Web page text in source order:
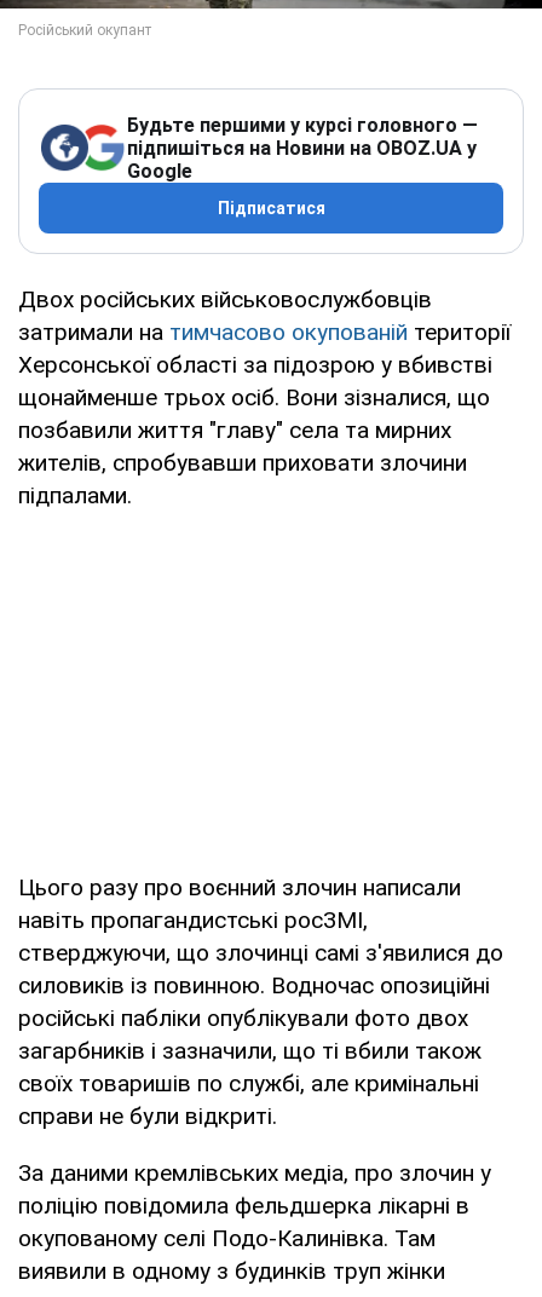
Будьте першими у курсі головного —
підпишіться на Новини на OBOZ.UA у
Google
Підписатися
Двох російських військовослужбовців
затримали на тимчасово окупованій території
Херсонської області за підозрою у вбивстві
щонайменше трьох осіб. Вони зізналися, що
позбавили життя "главу" села та мирних
жителів, спробувавши приховати злочини
підпалами.
Цього разу про воєнний злочин написали
навіть пропагандистські росЗМІ,
стверджуючи, що злочинці самі з'явилися до
силовиків із повинною. Водночас опозиційні
російські пабліки опублікували фото двох
загарбників і зазначили, що ті вбили також
своїх товаришів по службі, але кримінальні
справи не були відкриті.
За даними кремлівських медіа, про злочин у
поліцію повідомила фельдшерка лікарні в
окупованому селі Подо-Калинівка. Там
виявили в одному з будинків труп жінки